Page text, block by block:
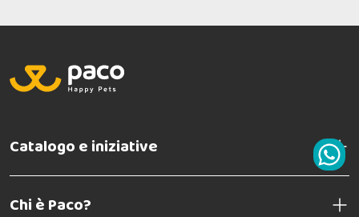
Catalogo e iniziative
Chi è Paco?